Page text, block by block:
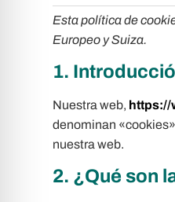
Esta política de
Europeo y Suiza.
1.
Nuestra web, https://
denominan
nuestra web.
2. ¿Qué son